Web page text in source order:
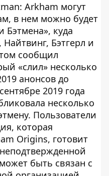
Arkham могут
в нем можно будет
Бэтмена», куда
Бэтгерл и
сообщил
«слил» несколько
анонсов до
2019 года
несколько
Пользователи
которая
Origins, готовит
быть связан с